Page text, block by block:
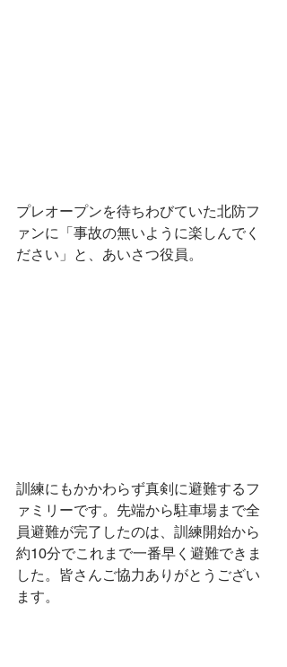
プレオープンを待ちわびていた北防フ
ァンに「事故の無いように楽しんでく
ださい」と、あいさつ役員。
訓練にもかかわらず真剣に避難するフ
ァミリーです。先端から駐車場まで全
員避難が完了したのは、訓練開始から
約10分でこれまで一番早く避難できま
した。皆さんご協力ありがとうござい
ます。